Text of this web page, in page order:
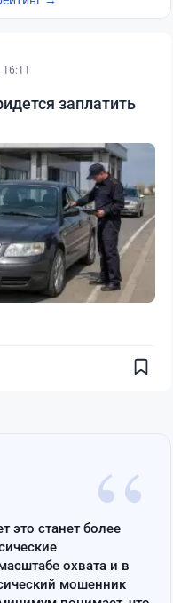
заплатить
“
это станет более
охвата и в
мошенник